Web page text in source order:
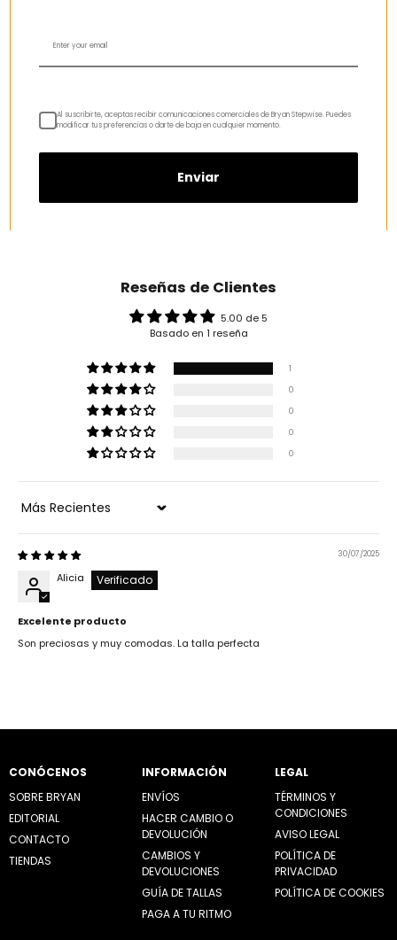
Reseñas de Clientes
5.00 de 5
Basado en 1 reseña
1
0
0
0
0
Sort by
30/07/2025
Alicia
Excelente producto
Son preciosas y muy comodas. La talla perfecta
CONÓCENOS
SOBRE BRYAN
EDITORIAL
CONTACTO
TIENDAS
INFORMACIÓN
ENVÍOS
HACER CAMBIO O
DEVOLUCIÓN
CAMBIOS Y
DEVOLUCIONES
GUÍA DE TALLAS
PAGA A TU RITMO
LEGAL
TÉRMINOS Y
CONDICIONES
AVISO LEGAL
POLÍTICA DE
PRIVACIDAD
POLÍTICA DE COOKIES
Al suscribirte, aceptas recibir comunicaciones comerciales de Bryan Stepwise. Puedes
modificar tus preferencias o darte de baja en cualquier momento.
Enviar